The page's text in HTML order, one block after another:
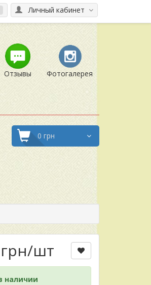
Личный кабинет
Отзывы Фотогалерея
0 грн
/шт
наличии